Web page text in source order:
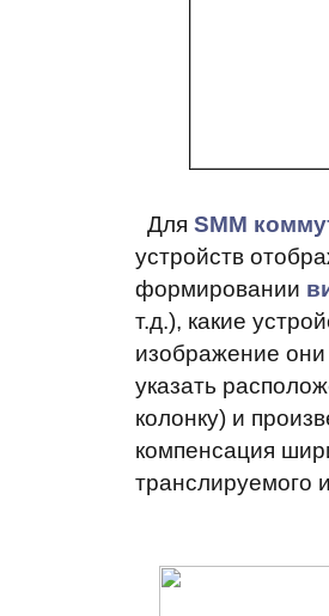
Для SMM
устройств
формировании
т.д.), какие
изображение
указать
колонку) и
компенсация
транслируемого